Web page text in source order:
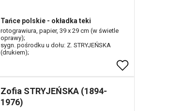
Tańce polskie - okładka teki
rotograwiura, papier, 39 x 29 cm (w świetle
oprawy);
sygn. pośrodku u dołu: Z. STRYJEŃSKA
(drukiem);
Zofia STRYJEŃSKA (1894-
1976)